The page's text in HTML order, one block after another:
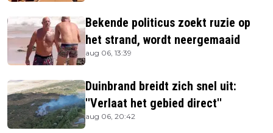
Bekende politicus zoekt ruzie op
het strand, wordt neergemaaid
aug 06, 13:39
Duinbrand breidt zich snel uit:
''Verlaat het gebied direct''
aug 06, 20:42